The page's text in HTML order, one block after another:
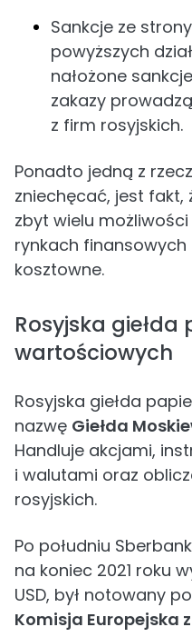
Sankcje ze
powyższych
nałożone
zakazy
z firm rosyjskich.
Ponadto jedną z
zniechęcać, jest fakt,
zbyt wielu
rynkach
kosztowne.
Rosyjska giełda
wartościowych
Rosyjska giełda
nazwę Giełda
Handluje akcjami,
i walutami oraz
rosyjskich.
Po południu
na koniec 2021 roku
USD, był notowany
Komisja Europejska